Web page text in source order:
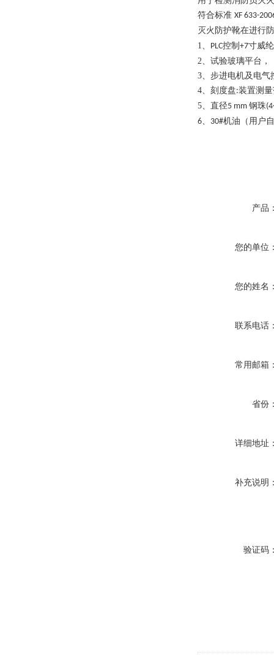
符合标准 XF 633-
灭火防护靴在进行
1、 PLC控制 +7寸威
2、 试验玻璃平台，
3、 步进电机及电气
4、 刻度盘:装置测
5、 直径5 mm 钢珠(4
6、 30#机油（用户
产品
您的单位
您的姓名
联系电话
常用邮箱
省份
详细地址
补充说明
验证码